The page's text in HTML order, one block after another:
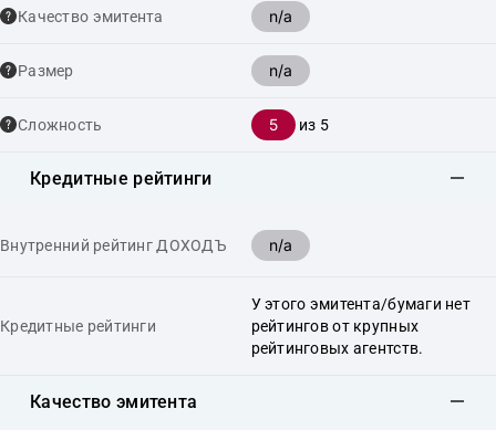
Качество эмитента n/a
Размер n/a
Сложность 5 из 5
Кредитные рейтинги
Внутренний рейтинг ДОХОДЪ n/a
Кредитные рейтинги
У этого эмитента/бумаги нет
рейтингов от крупных
рейтинговых агентств.
Качество эмитента